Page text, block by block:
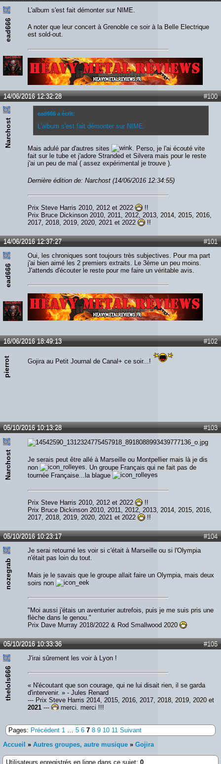
ead666
L'album s'est fait démonter sur NIME.
A noter que leur concert à Grenoble ce soir à la Belle Electrique
est sold-out.
Lien :http://heavymetalreviews.fr/
#100
14/06/2016 12:32:28
Narchost
ead666 a écrit:
L'album s'est fait démonter sur NIME.
Mais adulé par d'autres sites
. Perso, je l'ai écouté vite
fait sur le tube et j'adore Stranded et Silvera mais pour le reste
j'ai un peu de mal ( assez expérimental je trouve ).
Dernière édition de: Narchost (14/06/2016 12:34:55)
Prix Steve Harris 2010, 2012 et 2022
!!
Prix Bruce Dickinson 2010, 2011, 2012, 2013, 2014, 2015, 2016,
2017, 2018, 2019, 2020, 2021 et 2022
!!
#101
14/06/2016 12:37:27
ead666
Oui, les chroniques sont toujours très subjectives. Pour ma part
j'ai bien aimé les 2 premiers extraits. Le 3ème un peu moins.
J'attends d'écouter le reste pour me faire un véritable avis.
#102
16/06/2016 18:49:13
pierrot Gojira au Petit Journal de Canal+ ce soir...!
#103
05/10/2016 10:13:28
Narchost
Je serais peut être allé à Marseille ou Montpellier mais là je dis
non
. Un groupe Français qui ne fait pas de
tournée Française...la blague
Prix Steve Harris 2010, 2012 et 2022
!!
Prix Bruce Dickinson 2010, 2011, 2012, 2013, 2014, 2015, 2016,
2017, 2018, 2019, 2020, 2021 et 2022
!!
#104
05/10/2016 10:23:17
nozegrab
Je serai retourné les voir si c'était à Marseille ou si l'Olympia
n'était pas loin du tout.
Mais je le savais que le groupe allait faire un Olympia, mais deux
soirs non
"Moi aussi j'étais un aventurier autrefois, puis je me suis pris une
flèche dans le genou."
Prix Dave Murray 2018/2022 & Rod Smallwood 2020
#105
05/10/2016 10:33:36
thelols666
J'irai sûrement les voir à Lyon !
« N'écoutant que son courage, qui ne lui disait rien, il se garda
d'intervenir. » - Jules Renard
--- Prix Steve Harris 2014, 2015, 2016, 2017, 2018, 2019, 2020 et
2021 --- merci, merci !!!
Pages: Précédent 1 5 6 7 8 9 10 11 Suivant
Accueil » Autres groupes, autre musique » Gojira
Utilisateurs enregistrés en ligne dans ce sujet: 0